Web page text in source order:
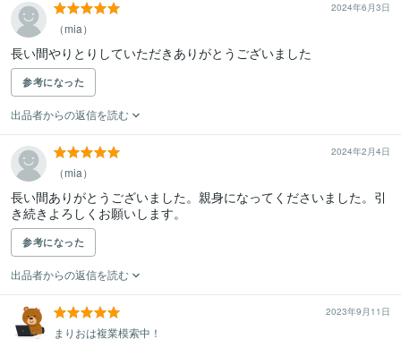
2024年6月3日
（mia）
長い間やりとりしていただきありがとうございました
参考になった
出品者からの返信を読む
2024年2月4日
（mia）
長い間ありがとうございました。親身になってくださいました。引
き続きよろしくお願いします。
参考になった
出品者からの返信を読む
2023年9月11日
まりおは複業模索中！